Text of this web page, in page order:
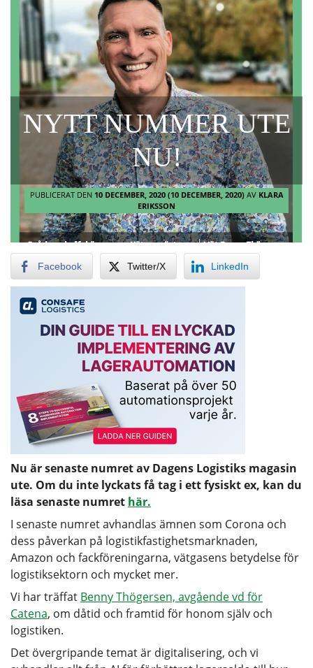
NYTT NUMMER UTE
NU!
PUBLICERAT DEN 10 DECEMBER, 2020(10 DECEMBER, 2020) AV KLARA
ERIKSSON
Facebook Twitter/X LinkedIn
Nu är senaste numret av Dagens Logistiks magasin
ute. Om du inte lyckats få tag i ett fysiskt ex, kan du
läsa senaste numret här.
I senaste numret avhandlas ämnen som Corona och
dess påverkan på logistikfastighetsmarknaden,
Amazon och fackföreningarna, vätgasens betydelse för
logistiksektorn och mycket mer.
Vi har träffat Benny Thögersen, avgående vd för
Catena, om dåtid och framtid för honom själv och
logistiken.
Det övergripande temat är digitalisering, och vi